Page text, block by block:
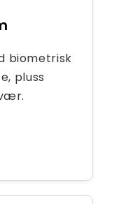
biometrisk
pluss